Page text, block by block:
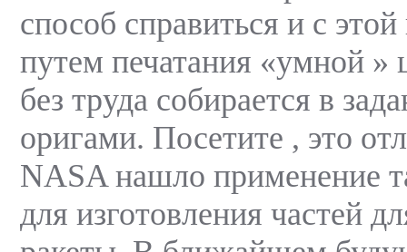
способ справиться и с
путем печатания «умной »
без труда собирается в
оригами. Посетите , это
NASA нашло применение
для изготовления частей